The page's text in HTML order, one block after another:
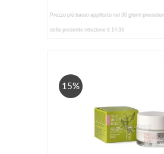
Prezzo più basso applicato nei 30 giorni
della presente riduzione € 14.36
15%